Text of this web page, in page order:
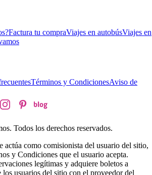
Factura tu compraViajes en autobúsViajes en
Términos y CondicionesAviso de
Todos los derechos reservados.
actúa como comisionista del usuario del sitio,
y Condiciones que el usuario acepta.
legítimas y adquiere boletos a
usuarios del sitio con el proveedor del